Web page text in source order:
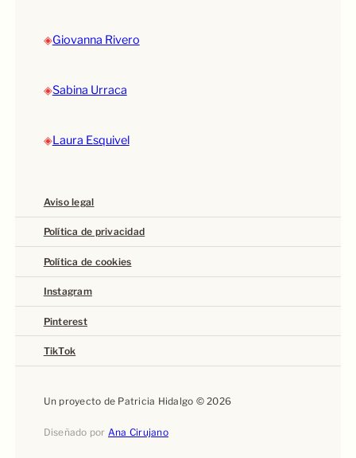
◈Giovanna Rivero
◈Sabina Urraca
◈Laura Esquivel
Aviso legal
Política de privacidad
Política de cookies
Instagram
Pinterest
TikTok
Un proyecto de Patricia Hidalgo © 2026
Diseñado por Ana Cirujano